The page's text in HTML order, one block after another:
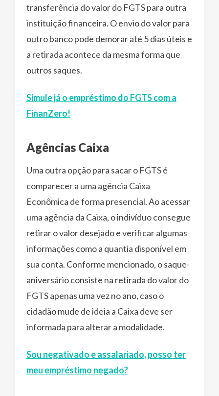
transferência do valor do FGTS para outra
instituição financeira. O envio do valor para
outro banco pode demorar até 5 dias úteis e
a retirada acontece da mesma forma que
outros saques.
Simule já o empréstimo do FGTS com a
FinanZero!
Agências Caixa
Uma outra opção para sacar o FGTS é
comparecer a uma agência Caixa
Econômica de forma presencial. Ao acessar
uma agência da Caixa, o indivíduo consegue
retirar o valor desejado e verificar algumas
informações como a quantia disponível em
sua conta. Conforme mencionado, o saque-
aniversário consiste na retirada do valor do
FGTS apenas uma vez no ano, caso o
cidadão mude de ideia a Caixa deve ser
informada para alterar a modalidade.
Sou negativado e assalariado, posso ter
meu empréstimo negado?